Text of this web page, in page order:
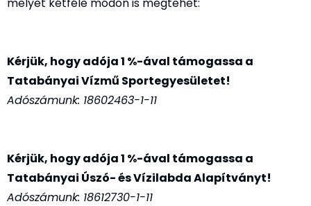
Kérjük, hogy adója 1 %-ával támogassa a
Tatabányai Vízmű Sportegyesületet!
Adószámunk: 18602463-1-11
Kérjük, hogy adója 1 %-ával támogassa a
Tatabányai Úszó- és Vízilabda Alapítványt!
Adószámunk: 18612730-1-11